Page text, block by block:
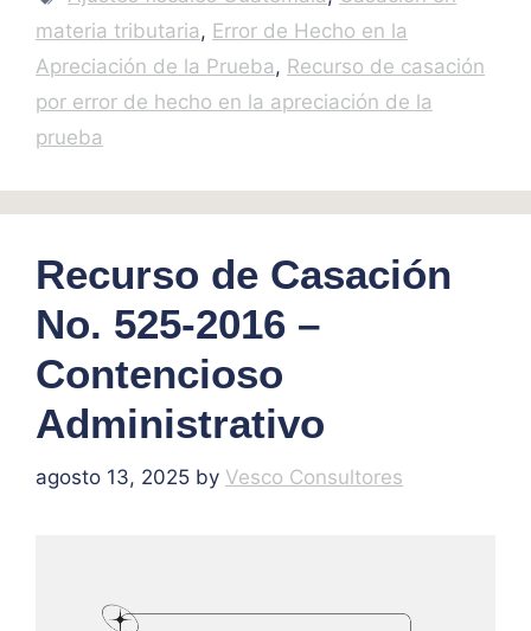
materia tributaria, Error de Hecho en la
Apreciación de la Prueba, Recurso de casación
por error de hecho en la apreciación de la
prueba
Recurso de Casación
No. 525-2016 –
Contencioso
Administrativo
agosto 13, 2025 by Vesco Consultores